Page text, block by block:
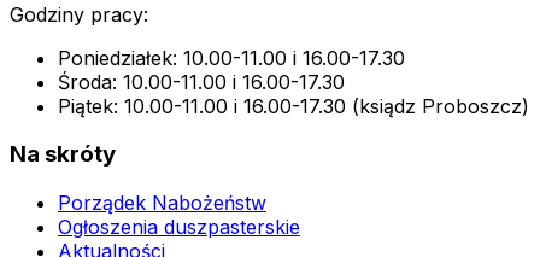
Godziny pracy:
Poniedziałek: 10.00-11.00 i 16.00-17.30
Środa: 10.00-11.00 i 16.00-17.30
Piątek: 10.00-11.00 i 16.00-17.30 (ksiądz Proboszcz)
Na skróty
Porządek Nabożeństw
Ogłoszenia duszpasterskie
Aktualności